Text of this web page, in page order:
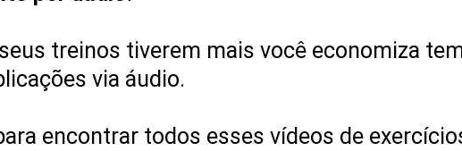
treinos tiverem mais você economiza
via áudio.
encontrar todos esses vídeos de